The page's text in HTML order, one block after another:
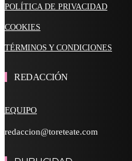
POLÍTICA DE PRIVACIDAD
COOKIES
TÉRMINOS Y CONDICIONES
REDACCIÓN
EQUIPO
redaccion@toreteate.com